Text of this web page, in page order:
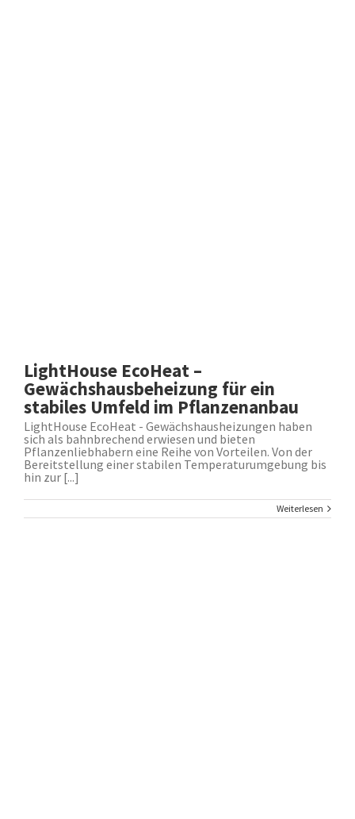
LightHouse EcoHeat –
Gewächshausbeheizung für ein
stabiles Umfeld im Pflanzenanbau
LightHouse EcoHeat - Gewächshausheizungen haben
sich als bahnbrechend erwiesen und bieten
Pflanzenliebhabern eine Reihe von Vorteilen. Von der
Bereitstellung einer stabilen Temperaturumgebung bis
hin zur [...]
Weiterlesen